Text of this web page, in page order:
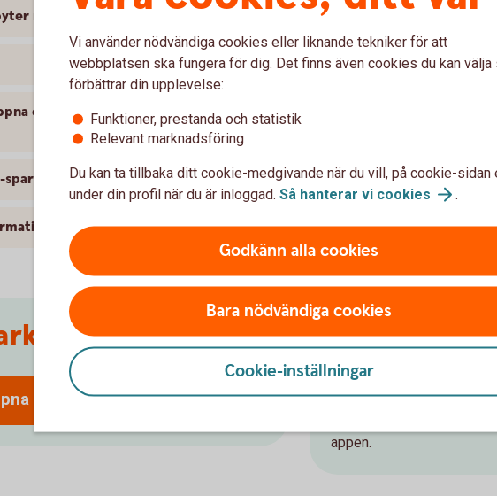
namn på e-sparkonto online?
ett till e-sparkonto när jag är
sparkonto?
e-sparkonto
Skaffa e-
ungdomar
Du öppnar enkelt e-
appen.
Vi använder nödvändiga cookies eller liknande tekniker för att
webbplatsen ska fungera för dig. Det finns även cookies du kan välja
förbättrar din upplevelse:
Funktioner, prestanda och statistik
Relevant marknadsföring
Du kan ta tillbaka ditt cookie-medgivande när du vill, på cookie-sidan
under din profil när du är inloggad. Så hanterar vi cookies .
Godkänn alla cookies
Bara nödvändiga cookies
Cookie-inställningar